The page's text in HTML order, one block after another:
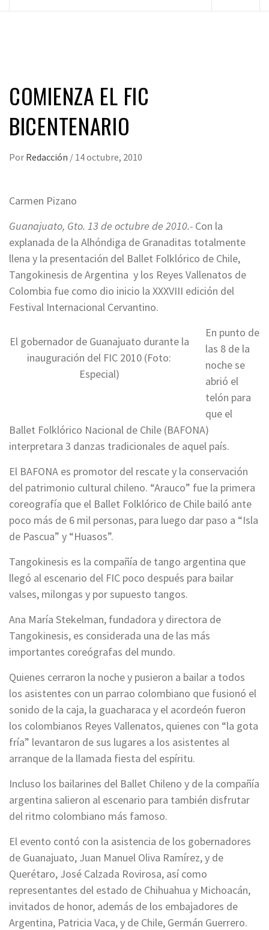
COMIENZA EL FIC
BICENTENARIO
Por Redacción / 14 octubre, 2010
Carmen Pizano
Guanajuato, Gto. 13 de octubre de 2010.- Con la
explanada de la Alhóndiga de Granaditas totalmente
llena y la presentación del Ballet Folklórico de Chile,
Tangokinesis de Argentina y los Reyes Vallenatos de
Colombia fue como dio inicio la XXXVIII edición del
Festival Internacional Cervantino.
El gobernador de Guanajuato durante la
inauguración del FIC 2010 (Foto:
Especial)
En punto de
las 8 de la
noche se
abrió el
telón para
que el
Ballet Folklórico Nacional de Chile (BAFONA)
interpretara 3 danzas tradicionales de aquel país.
El BAFONA es promotor del rescate y la conservación
del patrimonio cultural chileno. “Arauco” fue la primera
coreografía que el Ballet Folklórico de Chile bailó ante
poco más de 6 mil personas, para luego dar paso a “Isla
de Pascua” y “Huasos”.
Tangokinesis es la compañía de tango argentina que
llegó al escenario del FIC poco después para bailar
valses, milongas y por supuesto tangos.
Ana María Stekelman, fundadora y directora de
Tangokinesis, es considerada una de las más
importantes coreógrafas del mundo.
Quienes cerraron la noche y pusieron a bailar a todos
los asistentes con un parrao colombiano que fusionó el
sonido de la caja, la guacharaca y el acordeón fueron
los colombianos Reyes Vallenatos, quienes con “la gota
fría” levantaron de sus lugares a los asistentes al
arranque de la llamada fiesta del espíritu.
Incluso los bailarines del Ballet Chileno y de la compañía
argentina salieron al escenario para también disfrutar
del ritmo colombiano más famoso.
El evento contó con la asistencia de los gobernadores
de Guanajuato, Juan Manuel Oliva Ramírez, y de
Querétaro, José Calzada Rovirosa, así como
representantes del estado de Chihuahua y Michoacán,
invitados de honor, además de los embajadores de
Argentina, Patricia Vaca, y de Chile, Germán Guerrero.